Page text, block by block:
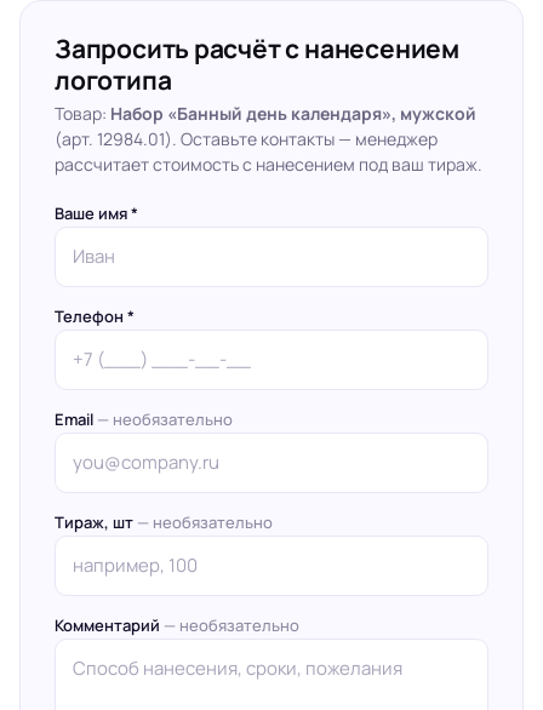
Запросить расчёт с нанесением
логотипа
Товар: Набор «Банный день календаря», мужской
(арт. 12984.01). Оставьте контакты — менеджер
рассчитает стоимость с нанесением под ваш тираж.
Ваше имя *
Телефон *
Email — необязательно
Тираж, шт — необязательно
Комментарий — необязательно